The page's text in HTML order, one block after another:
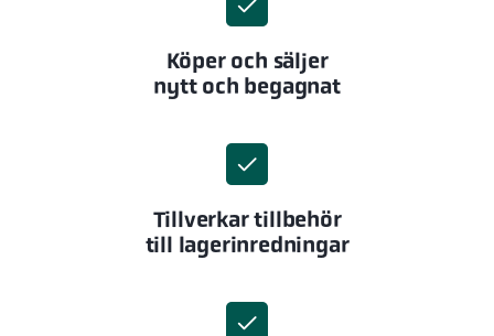
Köper och säljer
nytt och begagnat
Tillverkar tillbehör
till lagerinredningar